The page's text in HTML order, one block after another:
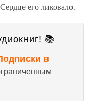
его ликовало.
📚
в